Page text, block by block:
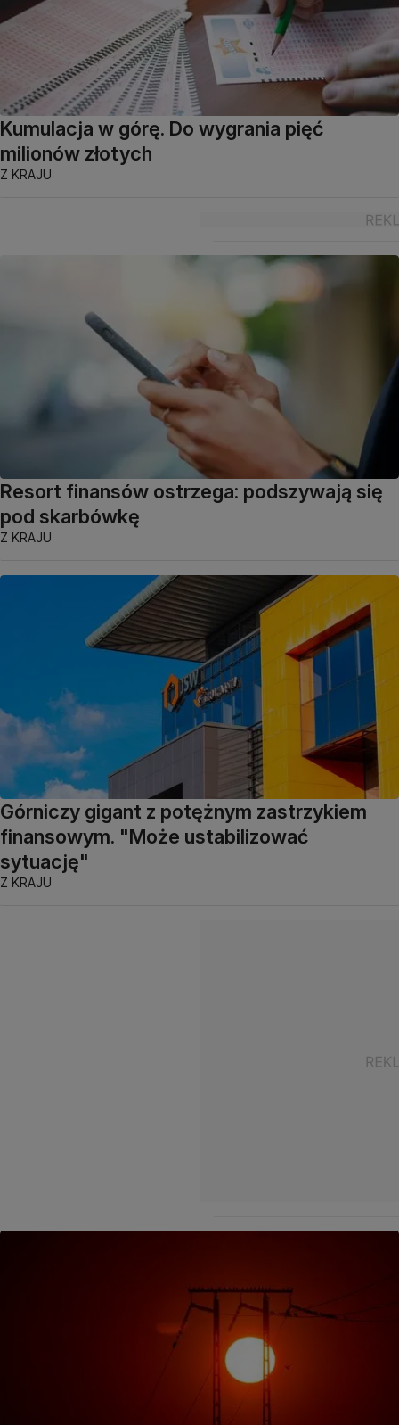
Kumulacja w górę. Do wygrania pięć
milionów złotych
Z KRAJU
Resort finansów ostrzega: podszywają się
pod skarbówkę
Z KRAJU
Górniczy gigant z potężnym zastrzykiem
finansowym. "Może ustabilizować
sytuację"
Z KRAJU